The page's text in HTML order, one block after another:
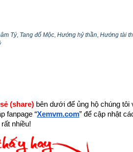
Tý, Tang đố Mộc, Hướng hỷ thần, Hướng tài
(share) bên dưới để ủng hộ chúng tôi
fanpage “Xemvm.com” để cập nhật
nhiều!